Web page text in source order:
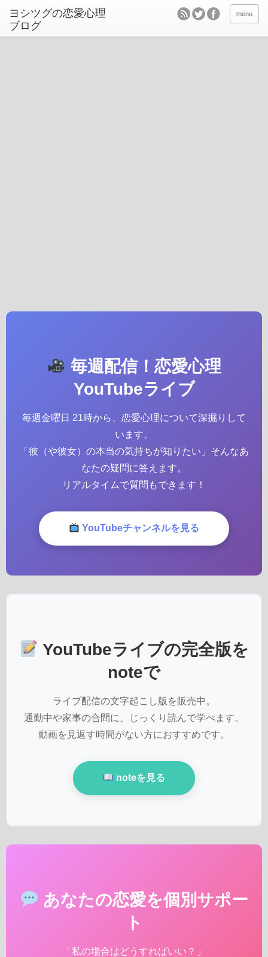
ヨシツグの恋愛心理
ブログ
menu
毎週配信！恋愛心理
YouTubeライブ
毎週金曜日 21時から、恋愛心理について深掘りして
います。
「彼（や彼女）の本当の気持ちが知りたい」そんなあ
なたの疑問に答えます。
リアルタイムで質問もできます！
YouTubeチャンネルを見る
YouTubeライブの完全版を
noteで
ライブ配信の文字起こし版を販売中。
通勤中や家事の合間に、じっくり読んで学べます。
動画を見返す時間がない方におすすめです。
noteを見る
あなたの恋愛を個別サポー
ト
「私の場合はどうすればいい？」